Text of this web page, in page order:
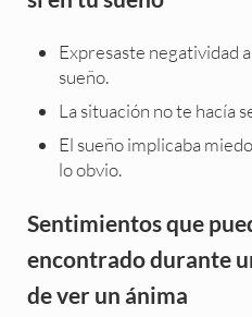
Expresaste negatividad
sueño.
La situación no te hacía
El sueño implicaba
lo obvio.
Sentimientos que
encontrado durante
de ver un ánima